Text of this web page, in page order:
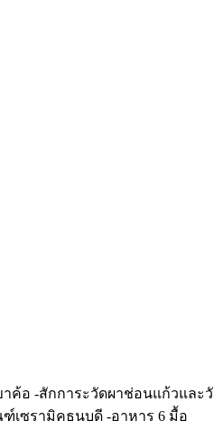
าค้อ -สักการะวัดผาช่อนแก้วแล
เซรามิคธนบดี -อาหาร 6 มื้อ